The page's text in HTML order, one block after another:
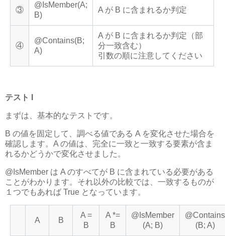
③
@IsMember(A;
B)
A が B に含まれるか判定
④
@Contains(B;
A)
A が B に含まれるか判定（部
分一致含む）
引数の順に注意してください
テスト I
まずは、基本的なテストです。
B の値を固定して、調べる値である A を変化させた場合を
確認します。A の値は、完全に一致と一致する要素が含ま
れるかどうかで変化させました。
@IsMember は A のすべてが B に含まれている必要がある
ことがわかります。それ以外の比較では、一致するものが
１つでもあれば True となっています。
A B
A =
B
A *=
B
@IsMember
(A; B)
@Contains
(B; A)